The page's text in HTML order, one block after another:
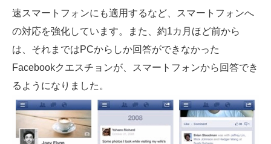
速スマートフォンにも適用するなど、スマートフォンへ
の対応を強化しています。また、約1カ月ほど前から
は、それまではPCからしか回答ができなかった
Facebookクエスチョンが、スマートフォンから回答でき
るようになりました。